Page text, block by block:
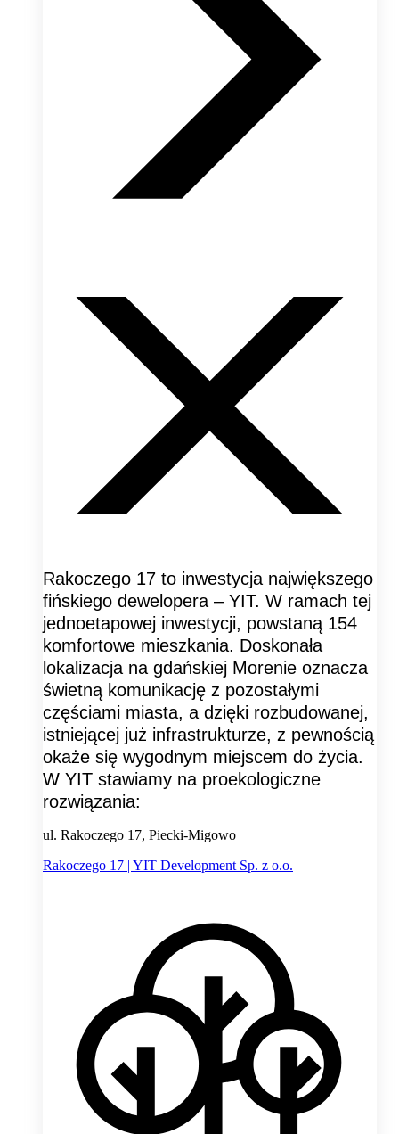
Rakoczego 17 to inwestycja największego
fińskiego dewelopera – YIT. W ramach tej
jednoetapowej inwestycji, powstaną 154
komfortowe mieszkania. Doskonała
lokalizacja na gdańskiej Morenie oznacza
świetną komunikację z pozostałymi
częściami miasta, a dzięki rozbudowanej,
istniejącej już infrastrukturze, z pewnością
okaże się wygodnym miejscem do życia.
W YIT stawiamy na proekologiczne
rozwiązania:
ul. Rakoczego 17, Piecki-Migowo
Rakoczego 17 | YIT Development Sp. z o.o.